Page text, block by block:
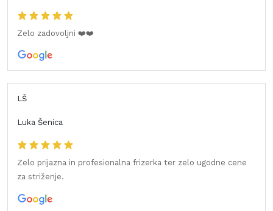
Zelo zadovoljni ❤️❤️
LŠ
Luka Šenica
Zelo prijazna in profesionalna frizerka ter zelo ugodne cene
za striženje.